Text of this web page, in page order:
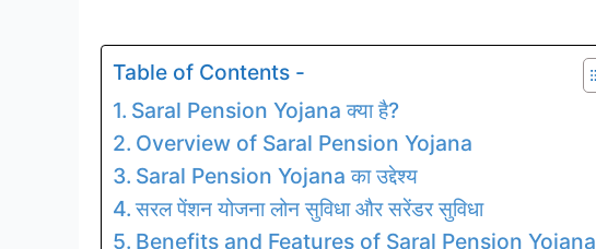
Table of Contents -
Saral Pension Yojana क्या है?
Overview of Saral Pension Yojana
Saral Pension Yojana का उद्देश्य
सरल पेंशन योजना लोन सुविधा और सरेंडर सुविधा
Benefits and Features of Saral Pension Yojana